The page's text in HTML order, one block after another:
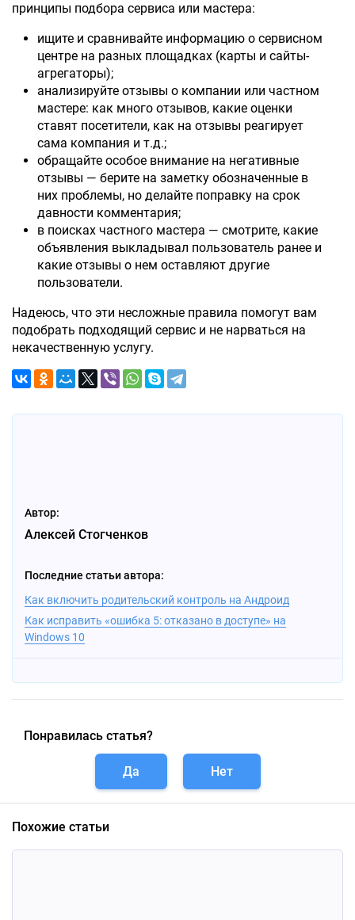
принципы подбора сервиса или мастера:
ищите и сравнивайте информацию о сервисном
центре на разных площадках (карты и сайты-
агрегаторы);
анализируйте отзывы о компании или частном
мастере: как много отзывов, какие оценки
ставят посетители, как на отзывы реагирует
сама компания и т.д.;
обращайте особое внимание на негативные
отзывы — берите на заметку обозначенные в
них проблемы, но делайте поправку на срок
давности комментария;
в поисках частного мастера — смотрите, какие
объявления выкладывал пользователь ранее и
какие отзывы о нем оставляют другие
пользователи.
Надеюсь, что эти несложные правила помогут вам
подобрать подходящий сервис и не нарваться на
некачественную услугу.
Автор:
Алексей Стогченков
Последние статьи автора:
Как включить родительский контроль на Андроид
Как исправить «ошибка 5: отказано в доступе» на
Windows 10
Понравилась статья?
Да Нет
Похожие статьи